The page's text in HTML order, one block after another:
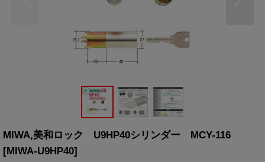
MIWA,美和ロック U9HP40シリンダー MCY-116
[MIWA-U9HP40]